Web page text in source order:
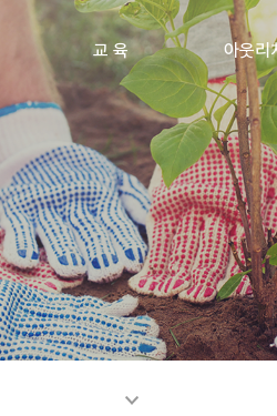
교 육 아웃리